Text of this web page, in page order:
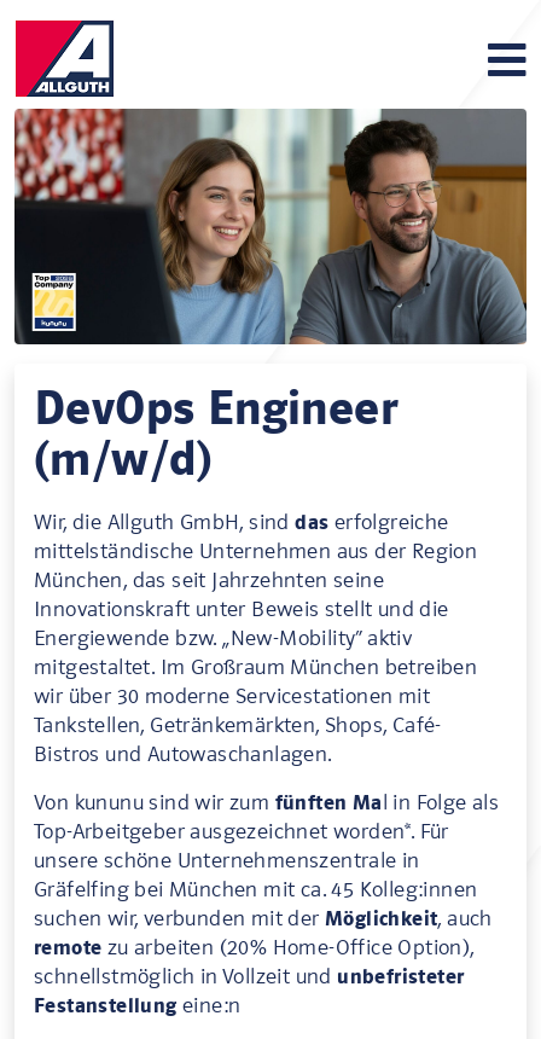
DevOps Engineer
(m/w/d)
Wir, die Allguth GmbH, sinddas erfolgreiche
mittelständische Unternehmen aus der Region
München, das seit Jahrzehnten seine
Innovationskraft unter Beweis stellt und die
Energiewende bzw. „New-Mobility” aktiv
mitgestaltet. Im Großraum München betreiben
wir über 30 moderne Servicestationen mit
Tankstellen, Getränkemärkten, Shops, Café-
Bistros und Autowaschanlagen.
Von kununu sind wir zum fünften Ma l in Folge als
Top-Arbeitgeber ausgezeichnet worden*. Für
unsere schöne Unternehmenszentrale in
Gräfelfing bei München mit ca. 45 Kolleg:innen
suchen wir, verbunden mit der Möglichkeit, auch
remote zu arbeiten (20% Home-Office Option),
schnellstmöglich in Vollzeit und unbefristeter
Festanstellung eine:n